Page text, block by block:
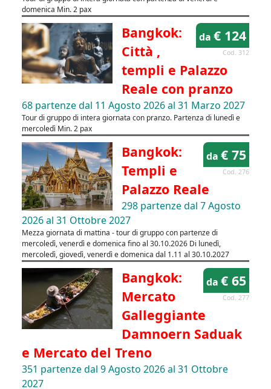
domenica Min. 2 pax
da € 124
Cod. 312
Bangkok:
Città ,
templi e Palazzo
Reale con pranzo
68 partenze dal 11 Agosto 2026 al 31 Marzo 2027
Tour di gruppo di intera giornata con pranzo. Partenza di lunedì e
mercoledì Min. 2 pax
da € 75
Cod. 276
Bangkok:
Templi e
Palazzo Reale
298 partenze dal 7 Agosto
2026 al 31 Ottobre 2027
Mezza giornata di mattina - tour di gruppo con partenze di
mercoledì, venerdì e domenica fino al 30.10.2026 Di lunedì,
mercoledì, giovedì, venerdì e domenica dal 1.11 al 30.10.2027
da € 65
Cod. 277
Bangkok:
Mercato
Galleggiante
Damnoern Saduak
e Mercato del Treno
351 partenze dal 9 Agosto 2026 al 31 Ottobre
2027